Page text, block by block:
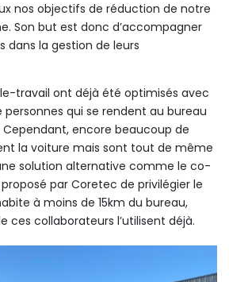
nos objectifs de réduction de notre
Son but est donc d’accompagner
dans la gestion de leurs
travail ont déjà été optimisés avec
personnes qui se rendent au bureau
Cependant, encore beaucoup de
la voiture mais sont tout de même
solution alternative comme le co-
par Coretec de privilégier le
à moins de 15km du bureau,
ces collaborateurs l’utilisent déjà.